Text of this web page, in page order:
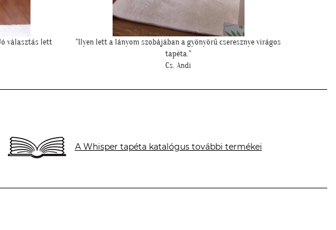
virágos
""Csatolok pár képet a dzsungeles sarokról!""
K. Laura
A Whisper tapéta katalógus további termékei